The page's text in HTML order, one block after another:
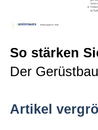
Allgemein
Impressum
So stärken
Der
Artikel